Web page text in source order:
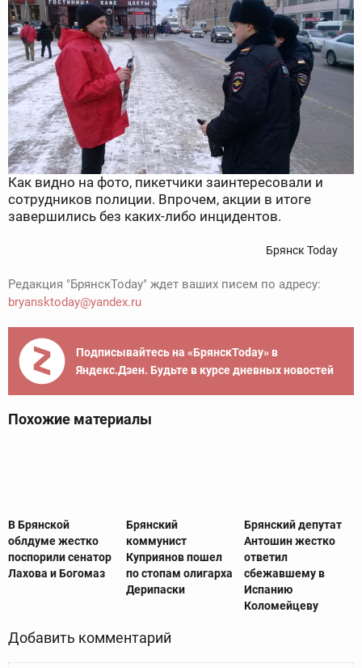
Как видно на фото, пикетчики заинтересовали и
сотрудников полиции. Впрочем, акции в итоге
завершились без каких-либо инцидентов.
Брянск Today
Редакция "БрянскToday" ждет ваших писем по адресу:
bryansktoday@yandex.ru
Подписывайтесь на «БрянскToday» в
Яндекс.Дзен. Будьте в курсе дневных новостей
Похожие материалы
В Брянской
облдуме жестко
поспорили сенатор
Лахова и Богомаз
Брянский
коммунист
Куприянов пошел
по стопам олигарха
Дерипаски
Брянский депутат
Антошин жестко
ответил
сбежавшему в
Испанию
Коломейцеву
Добавить комментарий